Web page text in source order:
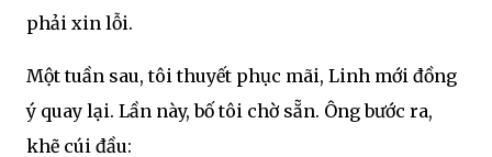
phải xin lỗi.
Một tuần sau, tôi thuyết phục mãi, Linh mới đồng
ý quay lại. Lần này, bố tôi chờ sẵn. Ông bước ra,
khẽ cúi đầu: